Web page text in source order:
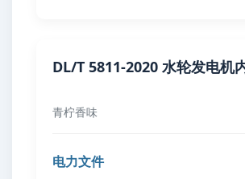
DL/T 5811-2020 水轮发电机
青柠香味
电力文件